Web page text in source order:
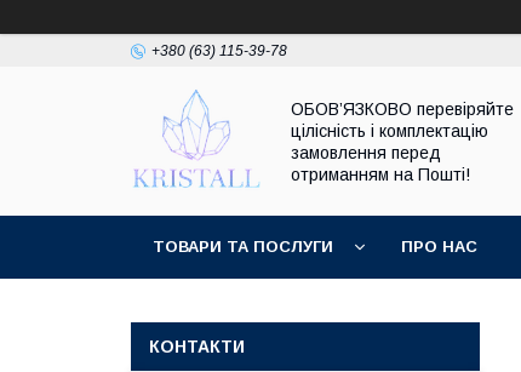
+380 (63) 115-39-78
ОБОВ’ЯЗКОВО перевіряйте
цілісність і комплектацію
замовлення перед
отриманням на Пошті!
ТОВАРИ ТА ПОСЛУГИ ПРО НАС
КОНТАКТИ